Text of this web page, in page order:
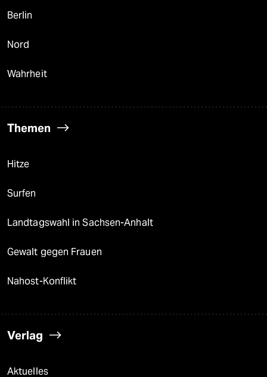
Berlin
Nord
Wahrheit
Themen
Hitze
Surfen
Landtagswahl in Sachsen-Anhalt
Gewalt gegen Frauen
Nahost-Konflikt
Verlag
Aktuelles